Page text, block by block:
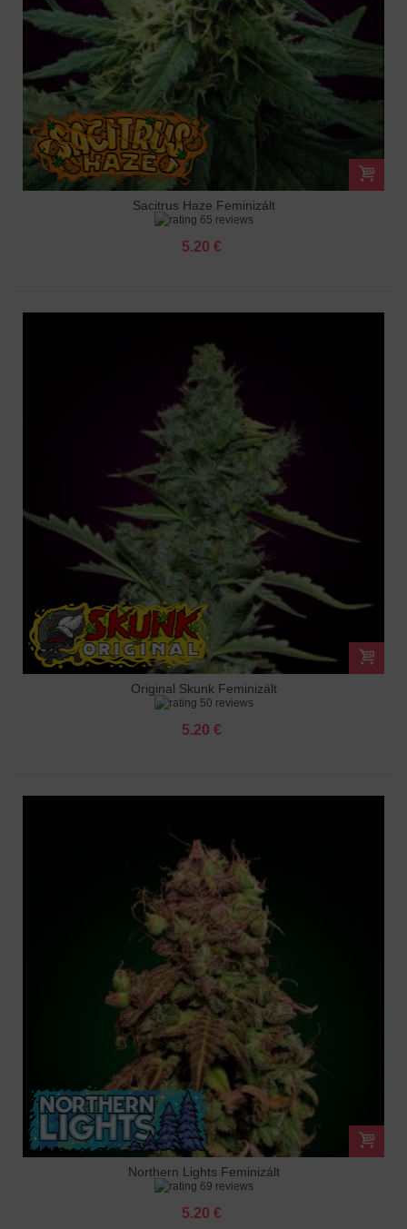
Sacitrus Haze Feminizált
65 reviews
5.20 €
Original Skunk Feminizált
50 reviews
5.20 €
Northern Lights Feminizált
69 reviews
5.20 €